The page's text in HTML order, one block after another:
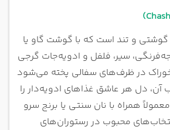
و تند است که با گوشت گاو یا
سیر، فلفل و ادویه‌جات گرجی
در ظرف‌های سفالی پخته می‌شود
دل هر عاشق غذاهای ادویه‌دار را
همراه با نان سنتی یا برنج سرو
محبوب در رستوران‌های